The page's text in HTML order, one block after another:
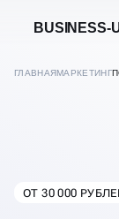
BUSINESS-
ГЛАВНАЯМАРКЕТИНГ
ОТ 30 000